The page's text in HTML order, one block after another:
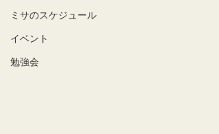
ミサのスケジュール
イベント
勉強会